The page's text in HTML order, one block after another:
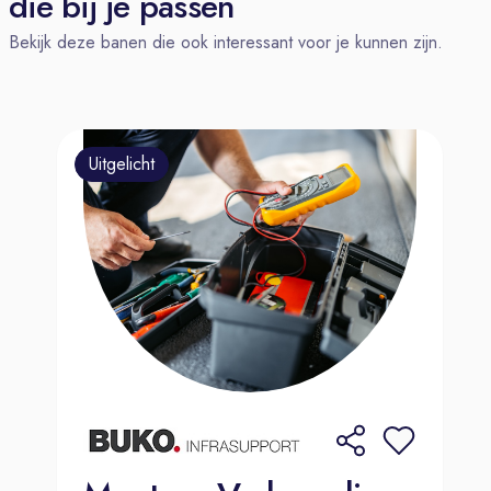
we onze mensen continu aan het
werk kunnen houden;
Interne begeleiding zodat je je
(verder) kan ontwikkelen;
CAO Metalelektro, 27 vrije dagen +
13 ADV dagen;
Overwerkvergoeding maandag t/m
zaterdag 175%, zon- en feestdagen
225%;
Actieve Personeelsvereniging;
Pensioenfonds Metalektro; premie
ruim 50% door werkgever betaald;
Woon/werkvergoeding van €0,23
p/km.
Bekijk deze banen die ook interessant voor je kunnen zijn.
Uitgelicht